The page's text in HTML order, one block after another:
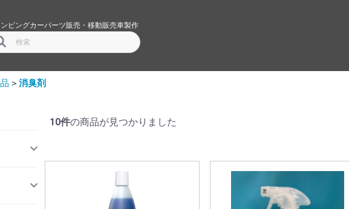
ピングカーパーツ販売・移動販売車製作
＞ 消臭剤
10件の商品が見つかりました